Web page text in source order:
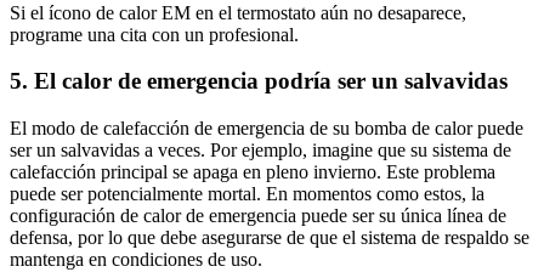
Si el ícono de calor EM en el termostato aún no desaparece,
programe una cita con un profesional.
5. El calor de emergencia podría ser un salvavidas
El modo de calefacción de emergencia de su bomba de calor puede
ser un salvavidas a veces. Por ejemplo, imagine que su sistema de
calefacción principal se apaga en pleno invierno. Este problema
puede ser potencialmente mortal. En momentos como estos, la
configuración de calor de emergencia puede ser su única línea de
defensa, por lo que debe asegurarse de que el sistema de respaldo se
mantenga en condiciones de uso.